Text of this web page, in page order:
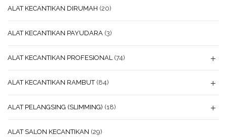
ALAT KECANTIKAN DIRUMAH (20)
ALAT KECANTIKAN PAYUDARA (3)
ALAT KECANTIKAN PROFESIONAL (74)
ALAT KECANTIKAN RAMBUT (84)
ALAT PELANGSING (SLIMMING) (18)
ALAT SALON KECANTIKAN (29)